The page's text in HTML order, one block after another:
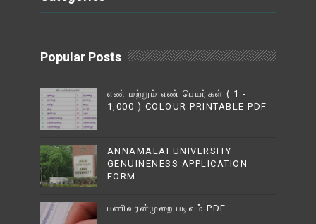
Popular Posts
எண் மற்றும் எண் பெயர்கள் ( 1 -
1,000 ) COLOUR PRINTABLE PDF
ANNAMALAI UNIVERSITY
GENUINENESS APPLICATION
FORM
பணிவரன்முறை படிவம் PDF